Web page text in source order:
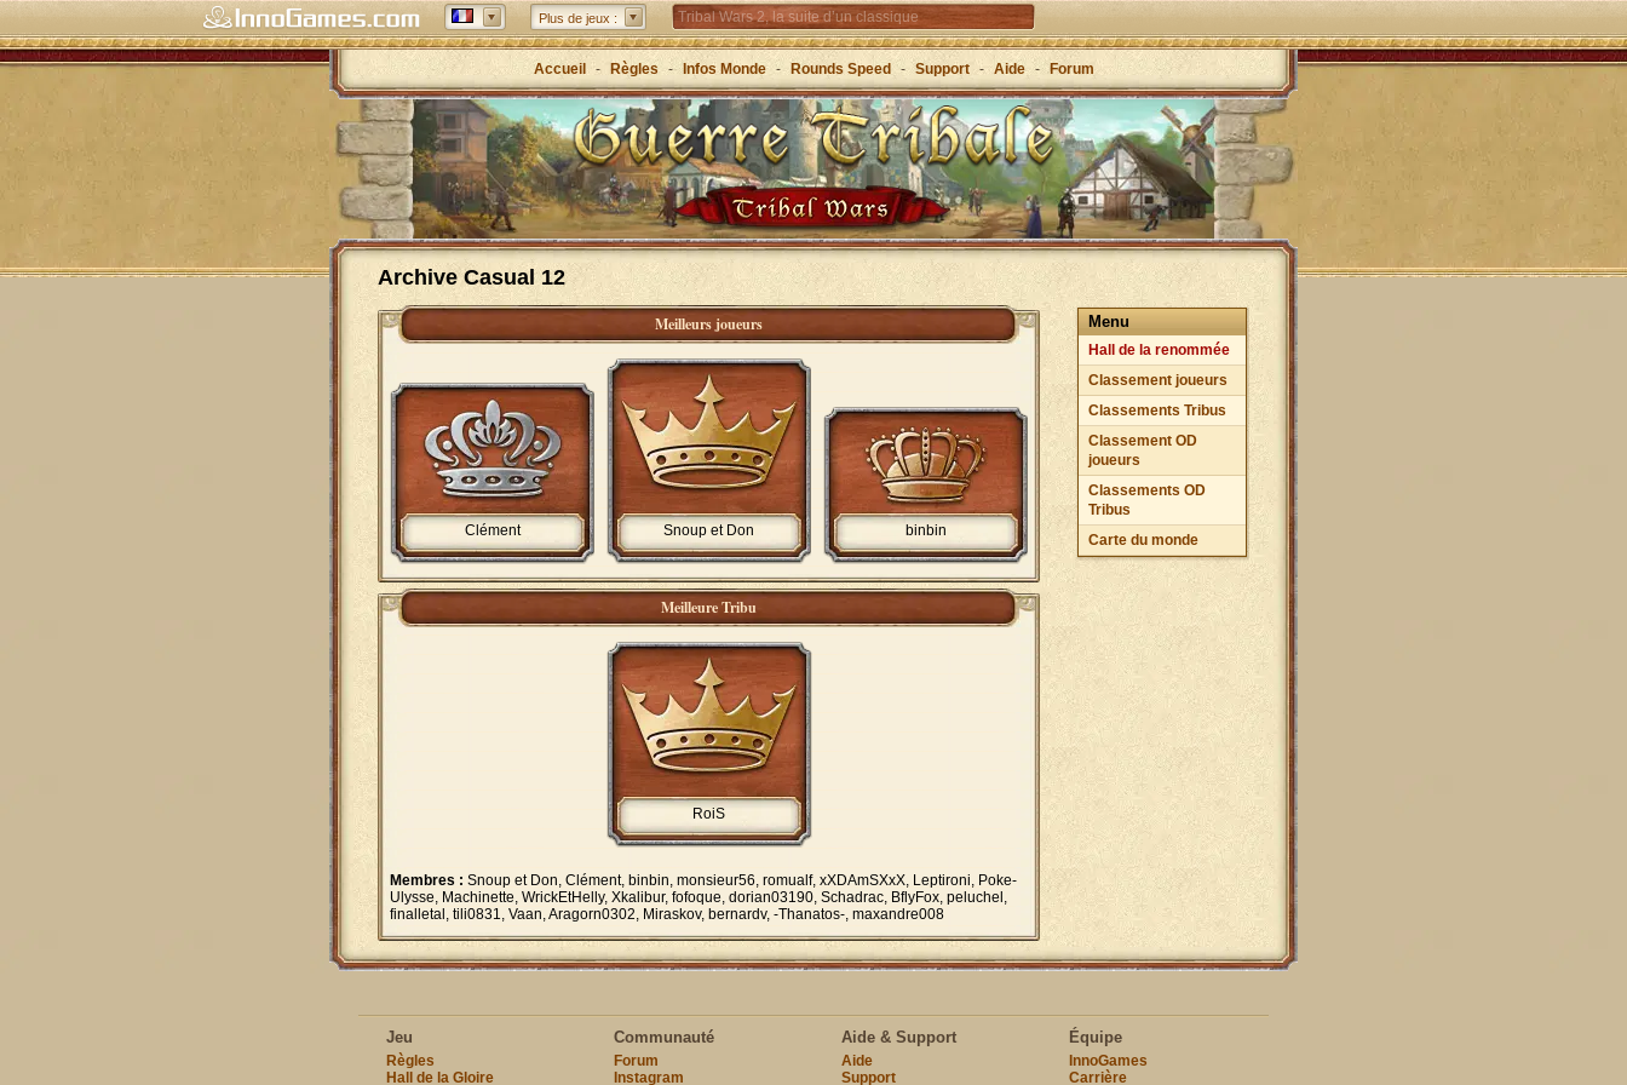
Plus de jeux : Tribal Wars 2, la suite d’un classique
Forge of Empires – Stratégie à travers les âges
Grepolis – Fondez un royaume en Grèce antique !
Accueil - Règles - Infos Monde - Rounds Speed - Support - Aide - Forum
Archive Casual 12
Menu
Hall de la renommée
Classement joueurs
Classements Tribus
Classement OD
joueurs
Classements OD
Tribus
Carte du monde
Meilleurs joueurs
Snoup et Don
Clément binbin
Meilleure Tribu
RoiS
Membres : Snoup et Don, Clément, binbin, monsieur56, romualf, xXDAmSXxX, Leptironi, Poke-
Ulysse, Machinette, WrickEtHelly, Xkalibur, fofoque, dorian03190, Schadrac, BflyFox, peluchel,
finalletal, tili0831, Vaan, Aragorn0302, Miraskov, bernardv, -Thanatos-, maxandre008
Jeu
Règles
Hall de la Gloire
Communauté
Forum
Instagram
Aide & Support
Aide
Support
Équipe
InnoGames
Carrière